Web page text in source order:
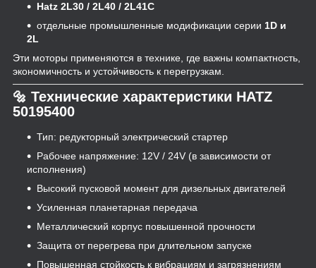
Hatz 2L30 / 2L40 / 2L41C
отдельные промышленные модификации серии 1D и
2L
Эти моторы применяются в технике, где важны компактность,
экономичность и устойчивость к перегрузкам.
🔩 Технические характеристики HATZ
50195400
Тип: редукторный электрический стартер
Рабочее напряжение: 12V / 24V (в зависимости от
исполнения)
Высокий пусковой момент для дизельных двигателей
Усиленная планетарная передача
Металлический корпус повышенной прочности
Защита от перегрева при длительном запуске
Повышенная стойкость к вибрациям и загрязнениям